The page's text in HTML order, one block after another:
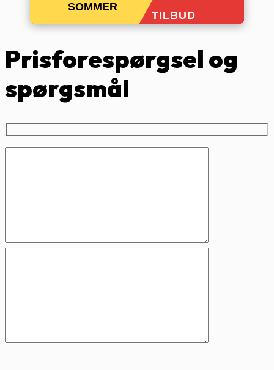
SOMMER
TILBUD
Prisforespørgsel og
spørgsmål